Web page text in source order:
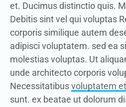
et. Ducimus distinctio quis.
Debitis sint vel qui voluptas
corporis similique autem
adipisci voluptatem. sed ea
molestias voluptas. Ut
unde architecto corporis
Necessitatibusvoluptatem
sunt. ex beatae ut dolorum